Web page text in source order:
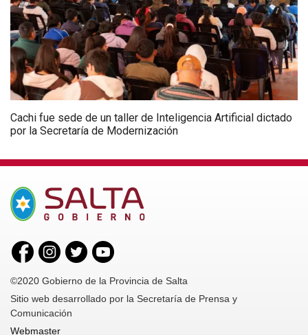
Cachi fue sede de un taller de Inteligencia Artificial dictado
por la Secretaría de Modernización
©2020 Gobierno de la Provincia de Salta
Sitio web desarrollado por la Secretaría de Prensa y
Comunicación
Webmaster